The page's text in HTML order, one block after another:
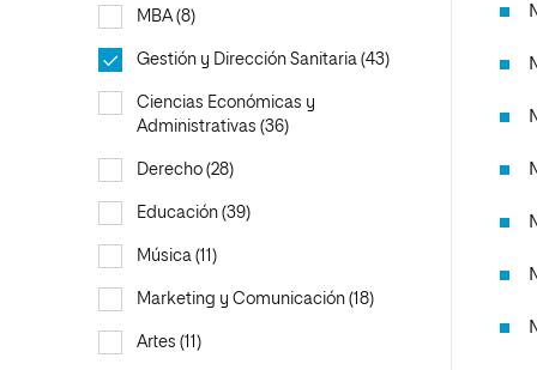
MBA (8)
Gestión y Dirección Sanitaria (43)
Ciencias Económicas y
Administrativas (36)
Derecho (28)
Educación (39)
Música (11)
Marketing y Comunicación (18)
Artes (11)